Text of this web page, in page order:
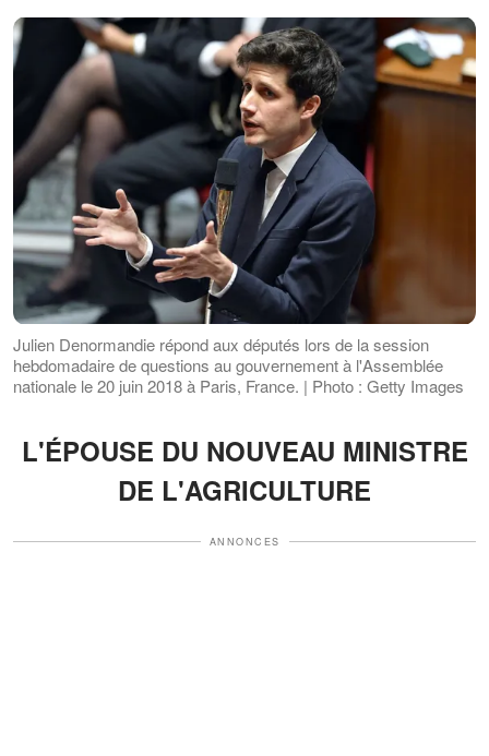
Julien Denormandie répond aux députés lors de la session
hebdomadaire de questions au gouvernement à l'Assemblée
nationale le 20 juin 2018 à Paris, France. | Photo : Getty Images
L'ÉPOUSE DU NOUVEAU MINISTRE
DE L'AGRICULTURE
ANNONCES